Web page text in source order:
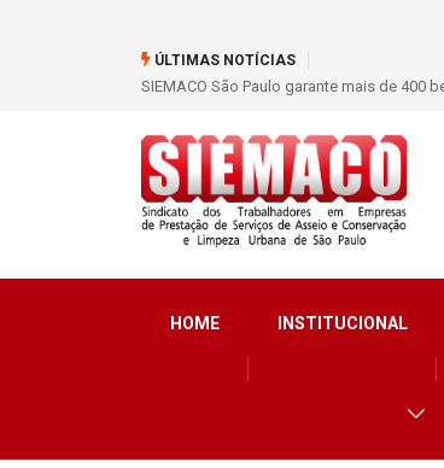
ÚLTIMAS NOTÍCIAS
SIEMACO São Paulo garante mais de 400 benefícios
HOME INSTITUCIONAL